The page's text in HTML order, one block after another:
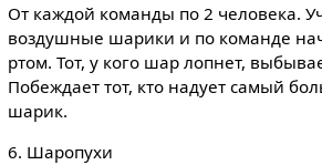
От каждой команды по 2 человека.
воздушные шарики и по команде
ртом. Тот, у кого шар лопнет,
Побеждает тот, кто надует самый
шарик.
6. Шаропухи